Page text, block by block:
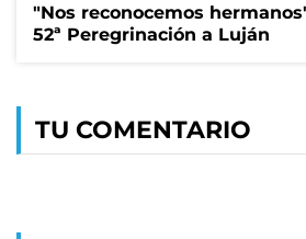
"Nos reconocemos
52ª Peregrinación a Luján
TU COMENTARIO